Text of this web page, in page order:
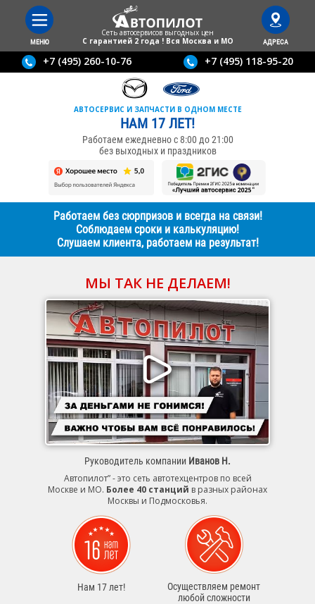
МЕНЮ
Сеть автосервисов выгодныx цен
С гарантией 2 года ! Вся Москва и МО
АДРЕСА
+7 (495) 260-10-76 +7 (495) 118-95-20
АВТОСЕРВИС И ЗАПЧАСТИ В ОДНОМ МЕСТЕ
НАМ 17 ЛЕТ!
Работаем ежедневно с 8:00 до 21:00
без выходных и праздников
Работаем без сюрпризов и всегда на связи!
Соблюдаем сроки и калькуляцию!
Слушаем клиента, работаем на результат!
МЫ ТАК НЕ ДЕЛАЕМ!
Руководитель компании Иванов Н.
Автопилот” - это сеть автотехцентров по всей
Москве и МО. Более 40 станций в разных районах
Москвы и Подмосковья.
Нам 17 лет!
Осуществляем ремонт
любой сложности